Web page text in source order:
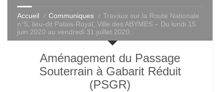
Accueil Communiques
Travaux sur la Route Nationale
n°5, lieu-dit Palais-Royal, Ville des ABYMES – Du lundi 15
juin 2020 au vendredi 31 juillet 2020.
Aménagement du Passage
Souterrain à Gabarit Réduit
(PSGR)